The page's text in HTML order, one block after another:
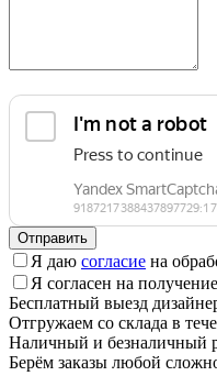
Отправить
Я даю согласие на
Я согласен на получение
Бесплатный выезд
Отгружаем со склада в
Наличный и безналичный
Берём заказы любой